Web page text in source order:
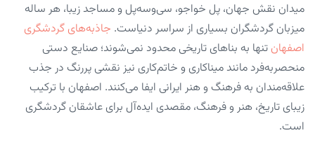
میدان نقش جهان، پل خواجو، سی‌وسه‌پل و مساجد زیبا، هر ساله
میزبان گردشگران بسیاری از سراسر دنیاست. جاذبه‌های گردشگری
اصفهان تنها به بناهای تاریخی محدود نمی‌شوند؛ صنایع دستی
منحصربه‌فرد مانند میناکاری و خاتم‌کاری نیز نقشی پررنگ در جذب
علاقه‌مندان به فرهنگ و هنر ایرانی ایفا می‌کنند. اصفهان با ترکیب
زیبای تاریخ، هنر و فرهنگ، مقصدی ایده‌آل برای عاشقان گردشگری
است.